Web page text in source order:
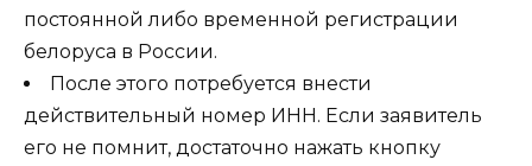
постоянной либо временной регистрации
белоруса в России.
После этого потребуется внести
действительный номер ИНН. Если заявитель
его не помнит, достаточно нажать кнопку